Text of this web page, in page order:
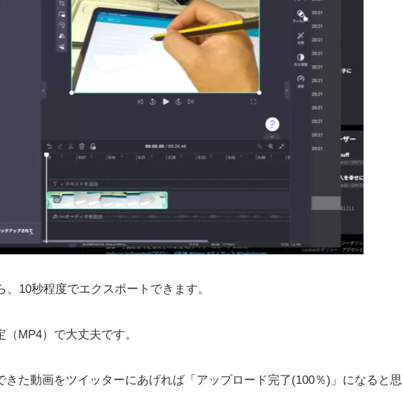
10秒程度でエクスポートできます。
MP4）で大丈夫です。
きた動画をツイッターにあげれば「アップロード完了(100％)」になると思